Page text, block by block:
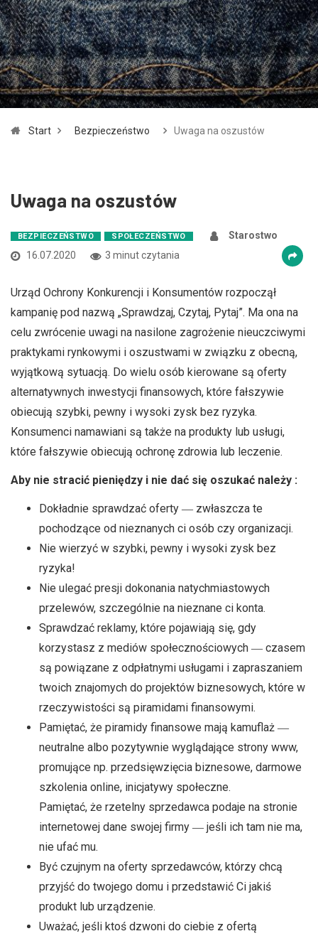
spellcheck
Bardziej czytelny tekst
Kontrast kolorów
brightness_high brightness_low
Odnośniki
format_underlined
Podkreślanie odnośników
font_download
cached
Zresetuj wszystkie opcje
accessibility
Deklaracja dostępności
Start Bezpieczeństwo Uwaga na oszustów
Uwaga na oszustów
BEZPIECZEŃSTWO SPOŁECZEŃSTWO
Starostwo
16.07.2020
3 minut czytania
Urząd Ochrony Konkurencji i Konsumentów rozpoczął
kampanię pod nazwą „Sprawdzaj, Czytaj, Pytaj”. Ma ona na
celu zwrócenie uwagi na nasilone zagrożenie nieuczciwymi
praktykami rynkowymi i oszustwami w związku z obecną,
wyjątkową sytuacją. Do wielu osób kierowane są oferty
alternatywnych inwestycji finansowych, które fałszywie
obiecują szybki, pewny i wysoki zysk bez ryzyka.
Konsumenci namawiani są także na produkty lub usługi,
które fałszywie obiecują ochronę zdrowia lub leczenie.
Aby nie stracić pieniędzy i nie dać się oszukać należy :
Dokładnie sprawdzać oferty ― zwłaszcza te
pochodzące od nieznanych ci osób czy organizacji.
Nie wierzyć w szybki, pewny i wysoki zysk bez
ryzyka!
Nie ulegać presji dokonania natychmiastowych
przelewów, szczególnie na nieznane ci konta.
Sprawdzać reklamy, które pojawiają się, gdy
korzystasz z mediów społecznościowych ― czasem
są powiązane z odpłatnymi usługami i zapraszaniem
twoich znajomych do projektów biznesowych, które w
rzeczywistości są piramidami finansowymi.
Pamiętać, że piramidy finansowe mają kamuflaż ―
neutralne albo pozytywnie wyglądające strony www,
promujące np. przedsięwzięcia biznesowe, darmowe
szkolenia online, inicjatywy społeczne.
Pamiętać, że rzetelny sprzedawca podaje na stronie
internetowej dane swojej firmy ― jeśli ich tam nie ma,
nie ufać mu.
Być czujnym na oferty sprzedawców, którzy chcą
przyjść do twojego domu i przedstawić Ci jakiś
produkt lub urządzenie.
Uważać, jeśli ktoś dzwoni do ciebie z ofertą